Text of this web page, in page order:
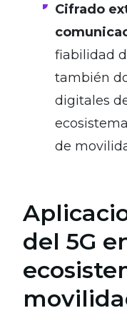
Cifrado
fiabilidad
también
digitales
de
del 5G